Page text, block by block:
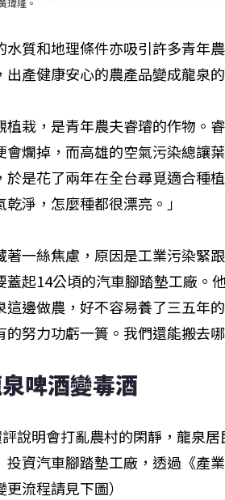
瑋隆。
水質和地理條件亦吸引許多青年
產健康安心的農產品變成龍泉
植栽，是青年農夫睿璿的作物。
會爛掉，而高雄的空氣污染總讓
於是花了兩年在全台尋覓適合種
淨，怎麼種都很漂亮。」
著一絲焦慮，原因是工業污染緊
蓋起14公頃的汽車腳踏墊工廠。
邊做農，好不容易養了三五年
努力功虧一簣。我們還能搬去
啤酒變毒酒
說明會打亂農村的閑靜，龍泉
投資汽車腳踏墊工廠，透過《產
流程請見下圖）